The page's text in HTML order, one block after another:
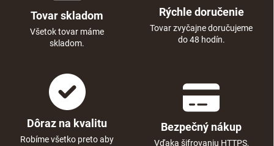
Tovar skladom
Všetok tovar máme
skladom.
Rýchle doručenie
Tovar zvyčajne doručujeme
do 48 hodín.
Dôraz na kvalitu
Robíme všetko preto aby
Bezpečný nákup
Vďaka šifrovaniu HTTPS,